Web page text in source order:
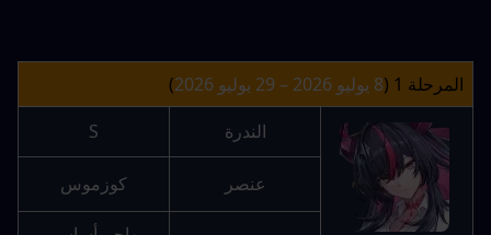
المرحلة 1 ( 8 يوليو 2026 – 29 يوليو 2026 )
الندرة S
عنصر كوزموس